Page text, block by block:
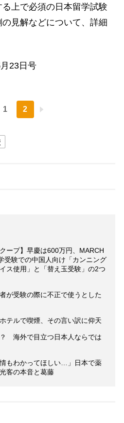
上で必須の日本留学試験
見解などについて、詳細
23日号
1 2
ープ】早慶は600万円、MARCH
験での中国人向け「カンニング
ス使用」と「替え玉受験」の2つ
が受験の際に不正で使うとした
テルで喫煙、その言い訳に仰天
海外で目立つ日本人ならでは
情もわかってほしい…」日本で薬
客の本音と葛藤